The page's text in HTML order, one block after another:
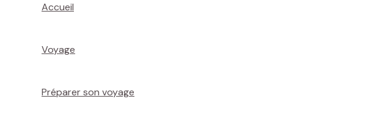
Accueil
Voyage
Préparer son voyage